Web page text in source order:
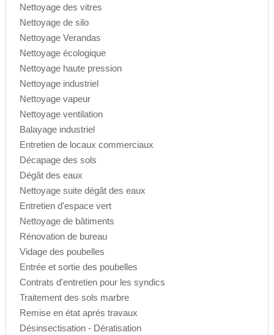
Nettoyage des vitres
Nettoyage de silo
Nettoyage Verandas
Nettoyage écologique
Nettoyage haute pression
Nettoyage industriel
Nettoyage vapeur
Nettoyage ventilation
Balayage industriel
Entretien de locaux commerciaux
Décapage des sols
Dégât des eaux
Nettoyage suite dégât des eaux
Entretien d'espace vert
Nettoyage de bâtiments
Rénovation de bureau
Vidage des poubelles
Entrée et sortie des poubelles
Contrats d'entretien pour les syndics
Traitement des sols marbre
Remise en état aprés travaux
Désinsectisation - Dératisation